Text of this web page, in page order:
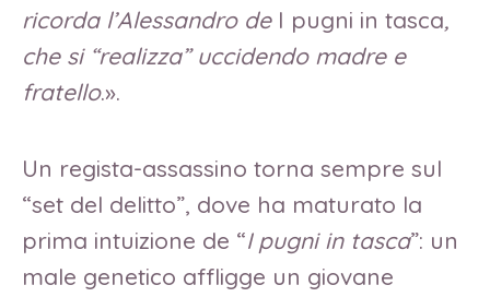
ricorda l’Alessandro de I pugni in tasca,
che si “realizza” uccidendo madre e
fratello.».
Un regista-assassino torna sempre sul
“set del delitto”, dove ha maturato la
prima intuizione de “I pugni in tasca”: un
male genetico affligge un giovane